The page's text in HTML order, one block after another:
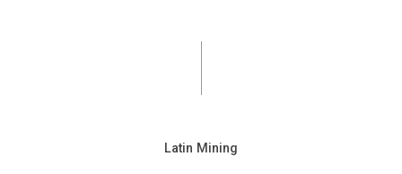
Latin Mining